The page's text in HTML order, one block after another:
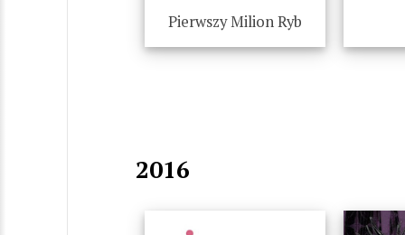
Pierwszy Milion Ryb
2016